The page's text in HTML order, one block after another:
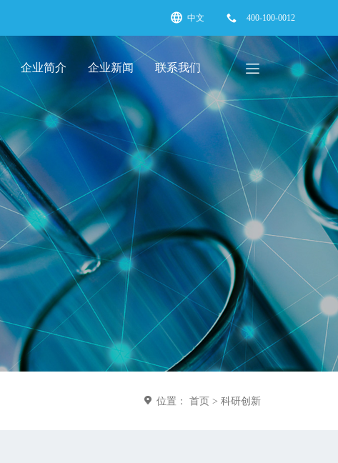
400-100-0012
中文
企业简介 企业新闻 联系我们
位置：首页 >科研创新